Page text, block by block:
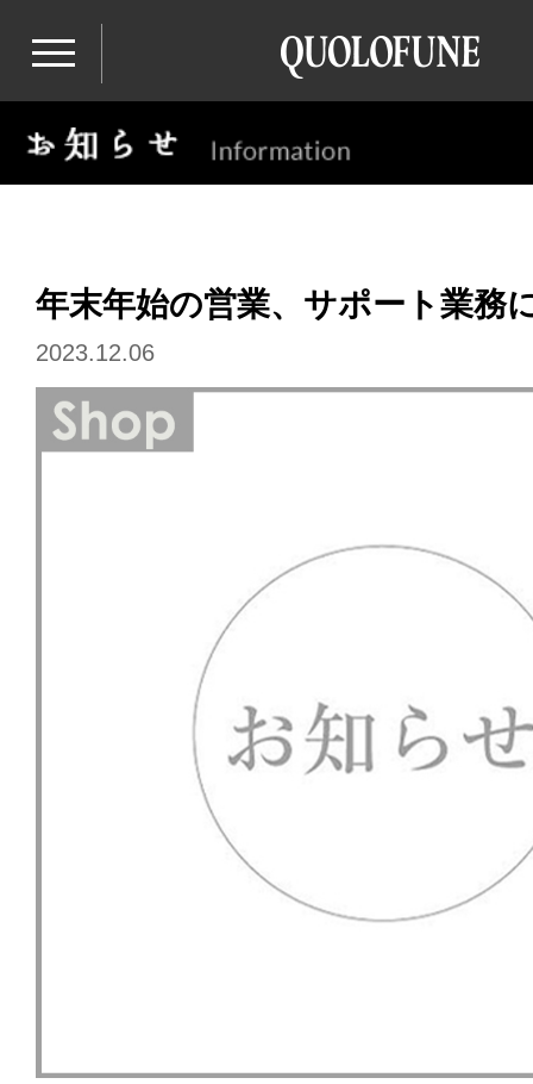
年末年始の営業、サポート業務
2023.12.06